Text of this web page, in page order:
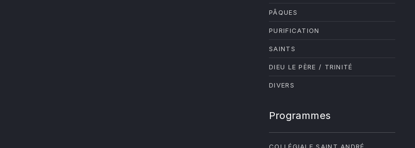
PÂQUES
PURIFICATION
SAINTS
DIEU LE PÈRE / TRINITÉ
DIVERS
Programmes